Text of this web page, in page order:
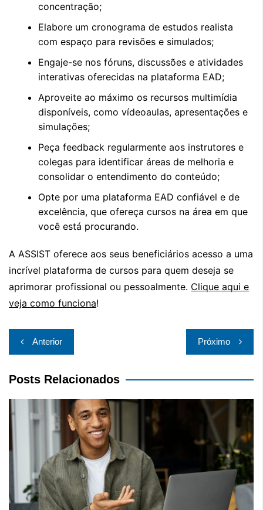
concentração;
Elabore um cronograma de estudos realista
com espaço para revisões e simulados;
Engaje-se nos fóruns, discussões e atividades
interativas oferecidas na plataforma EAD;
Aproveite ao máximo os recursos multimídia
disponíveis, como vídeoaulas, apresentações e
simulações;
Peça feedback regularmente aos instrutores e
colegas para identificar áreas de melhoria e
consolidar o entendimento do conteúdo;
Opte por uma plataforma EAD confiável e de
excelência, que ofereça cursos na área em que
você está procurando.
A ASSIST oferece aos seus beneficiários acesso a uma
incrível plataforma de cursos para quem deseja se
aprimorar profissional ou pessoalmente. Clique aqui e
veja como funciona!
Navegação
de
Post
Anterior Próximo
Posts Relacionados